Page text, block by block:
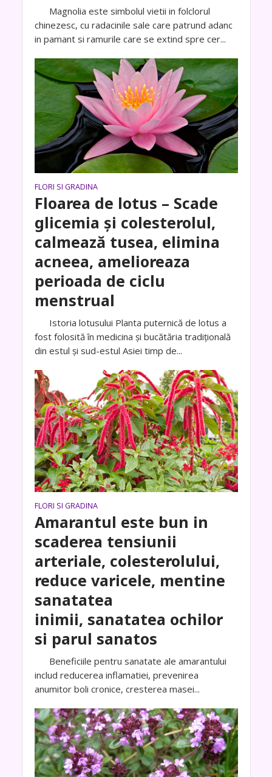
Magnolia este simbolul vietii in folclorul
chinezesc, cu radacinile sale care patrund adanc
in pamant si ramurile care se extind spre cer...
FLORI SI GRADINA
Floarea de lotus – Scade
glicemia și colesterolul,
calmează tusea, elimina
acneea, amelioreaza
perioada de ciclu
menstrual
Istoria lotusului Planta puternică de lotus a
fost folosită în medicina și bucătăria tradițională
din estul și sud-estul Asiei timp de...
FLORI SI GRADINA
Amarantul este bun in
scaderea tensiunii
arteriale, colesterolului,
reduce varicele, mentine
sanatatea
inimii, sanatatea ochilor
si parul sanatos
Beneficiile pentru sanatate ale amarantului
includ reducerea inflamatiei, prevenirea
anumitor boli cronice, cresterea masei...